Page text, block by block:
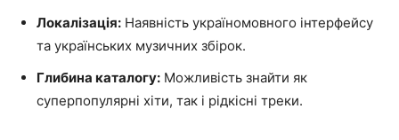
Локалізація: Наявність україномовного інтерфейсу
та українських музичних збірок.
Глибина каталогу: Можливість знайти як
суперпопулярні хіти, так і рідкісні треки.